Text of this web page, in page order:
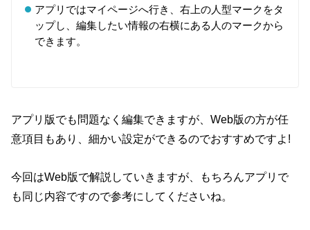
アプリではマイページへ行き、右上の人型マークをタ
ップし、編集したい情報の右横にある人のマークから
できます。
アプリ版でも問題なく編集できますが、Web版の方が任
意項目もあり、細かい設定ができるのでおすすめですよ!
今回はWeb版で解説していきますが、もちろんアプリで
も同じ内容ですので参考にしてくださいね。